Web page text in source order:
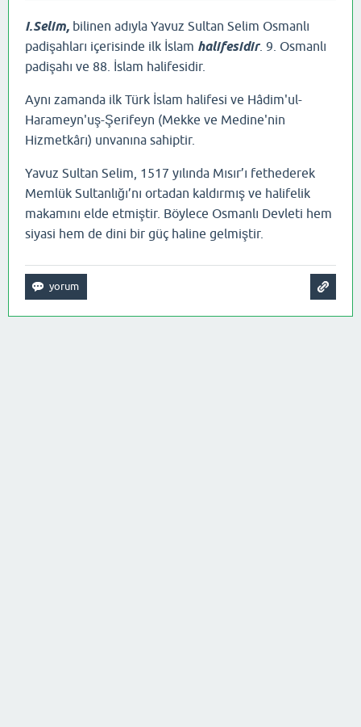
I.Selim, bilinen adıyla Yavuz Sultan Selim Osmanlı
padişahları içerisinde ilk İslam halifesidir. 9. Osmanlı
padişahı ve 88. İslam halifesidir.
Aynı zamanda ilk Türk İslam halifesi ve Hâdim'ul-
Harameyn'uş-Şerifeyn (Mekke ve Medine'nin
Hizmetkârı) unvanına sahiptir.
Yavuz Sultan Selim, 1517 yılında Mısır’ı fethederek
Memlük Sultanlığı’nı ortadan kaldırmış ve halifelik
makamını elde etmiştir. Böylece Osmanlı Devleti hem
siyasi hem de dini bir güç haline gelmiştir.